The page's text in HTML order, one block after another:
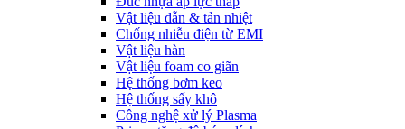
Vật liệu dẫn & tản nhiệt
Chống nhiễu điện từ EMI
Vật liệu hàn
Vật liệu foam co giãn
Hệ thống bơm keo
Hệ thống sấy khô
Công nghệ xử lý Plasma